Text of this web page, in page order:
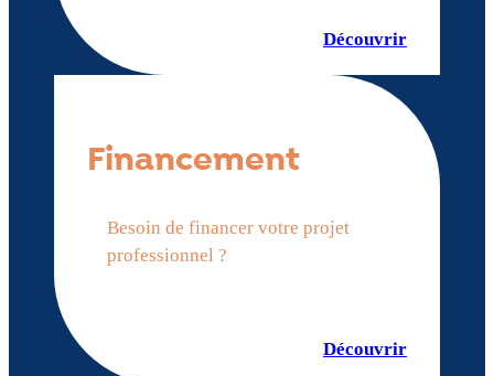
Découvrir
Financement
Besoin de financer votre projet
professionnel ?
Découvrir